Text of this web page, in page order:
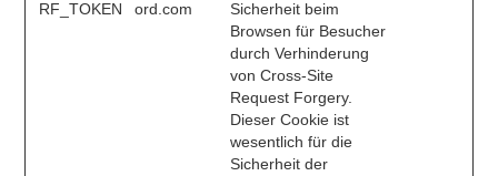
RF_TOKEN
ord.com
Sicherheit beim
Browsen für Besucher
durch Verhinderung
von Cross-Site
Request Forgery.
Dieser Cookie ist
wesentlich für die
Sicherheit der